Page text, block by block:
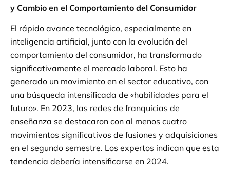
y Cambio en el Comportamiento del Consumidor
El rápido avance tecnológico, especialmente en
inteligencia artificial, junto con la evolución del
comportamiento del consumidor, ha transformado
significativamente el mercado laboral. Esto ha
generado un movimiento en el sector educativo, con
una búsqueda intensificada de «habilidades para el
futuro». En 2023, las redes de franquicias de
enseñanza se destacaron con al menos cuatro
movimientos significativos de fusiones y adquisiciones
en el segundo semestre. Los expertos indican que esta
tendencia debería intensificarse en 2024.